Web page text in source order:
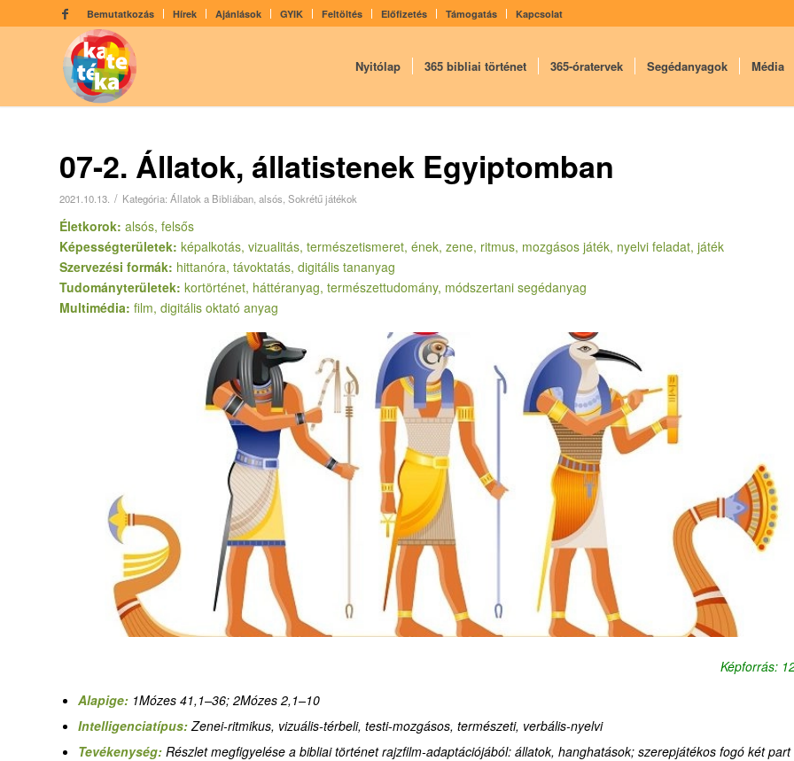
Bemutatkozás Hírek Ajánlások GYIK Feltöltés Előfizetés Támogatás Kapcsolat
Nyitólap 365 bibliai történet 365-óratervek Segédanyagok Média
07-2. Állatok, állatistenek Egyiptomban
2021.10.13. / Kategória: Állatok a Bibliában alsós Sokrétű játékok
Életkorok: alsós, felsős
Képességterületek: képalkotás, vizualitás, természetismeret, ének, zene, ritmus, mozgásos játék, nyelvi feladat, játék
Szervezési formák: hittanóra, távoktatás, digitális tananyag
Tudományterületek: kortörténet, háttéranyag, természettudomány, módszertani segédanyag
Multimédia: film, digitális oktató anyag
Képforrás:
Alapige: 1Mózes 41,1–36; 2Mózes 2,1–10
Intelligenciatípus: Zenei-ritmikus, vizuális-térbeli, testi-mozgásos, természeti, verbális-nyelvi
Tevékenység: Részlet megfigyelése a bibliai történet rajzfilm-adaptációjából: állatok, hanghatások; szerepjátékos fogó két part